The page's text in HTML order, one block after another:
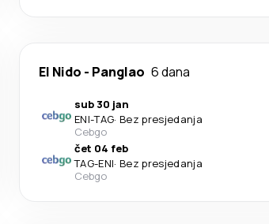
El Nido - Panglao 6 dana
sub 30 jan
ENI-TAG· Bez presjedanja
Cebgo
čet 04 feb
TAG-ENI· Bez presjedanja
Cebgo